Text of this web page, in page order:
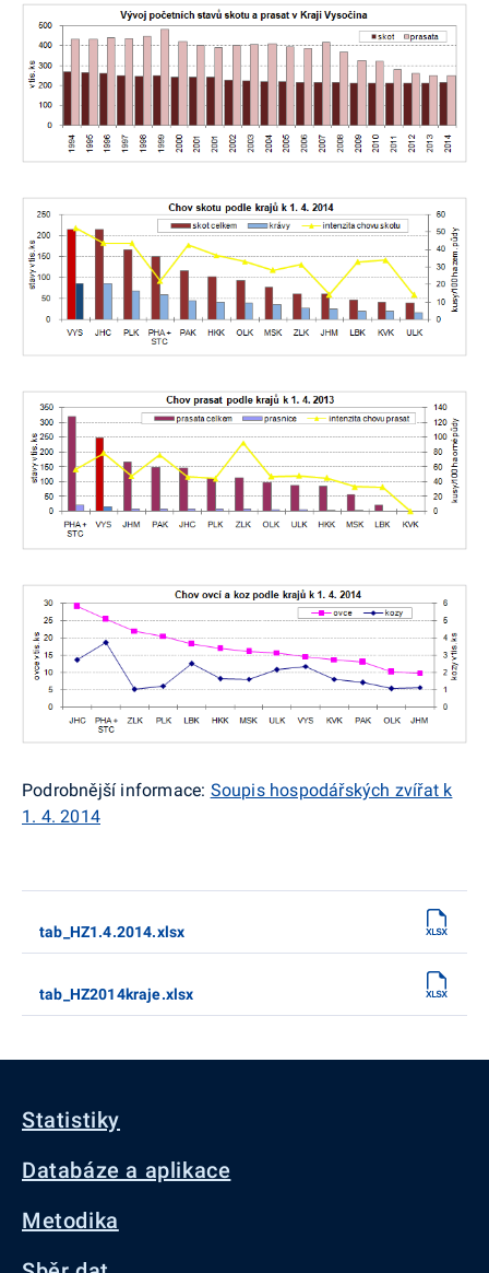
Podrobnější informace: Soupis hospodářských zvířat k
1. 4. 2014
tab_HZ1.4.2014.xlsx
tab_HZ2014kraje.xlsx
Statistiky
Databáze a aplikace
Metodika